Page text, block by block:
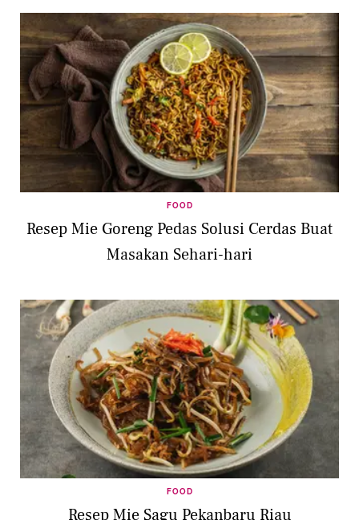
FOOD
Resep Mie Goreng Pedas Solusi Cerdas Buat
Masakan Sehari-hari
FOOD
Resep Mie Sagu Pekanbaru Riau